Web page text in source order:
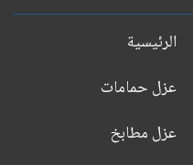
إنستجرام
جوجل
الرئيسية
عزل حمامات
عزل مطابخ